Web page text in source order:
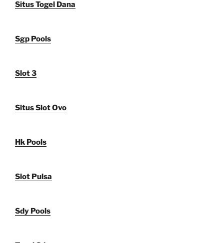
Situs Togel Dana
Sgp Pools
Slot 3
Situs Slot Ovo
Hk Pools
Slot Pulsa
Sdy Pools